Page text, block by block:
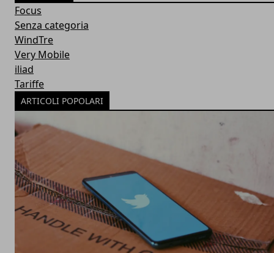
Focus
Senza categoria
WindTre
Very Mobile
iliad
Tariffe
ARTICOLI POPOLARI